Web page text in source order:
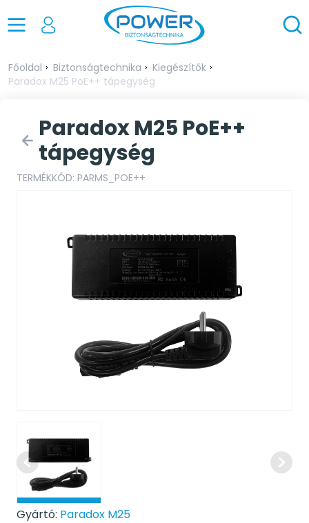
Főoldal Biztonságtechnika
Kiegészítők
Paradox M25 PoE++ tápegység
Paradox M25 PoE++
tápegység
TERMÉKKÓD: PARMS_POE++
Gyártó: Paradox M25